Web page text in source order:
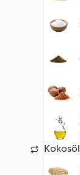
Kokosöl